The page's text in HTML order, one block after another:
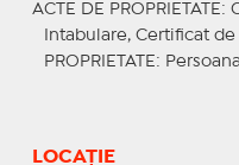
ACTE DE PROPRIETATE :
Intabulare, Certificat
PROPRIETATE :
LOCAȚIE